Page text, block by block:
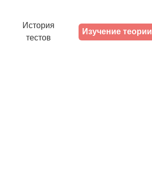
История
тестов
Изучение теории